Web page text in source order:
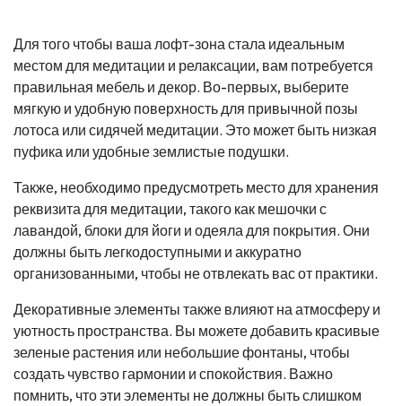
Для того чтобы ваша лофт-зона стала идеальным
местом для медитации и релаксации, вам потребуется
правильная мебель и декор. Во-первых, выберите
мягкую и удобную поверхность для привычной позы
лотоса или сидячей медитации. Это может быть низкая
пуфика или удобные землистые подушки.
Также, необходимо предусмотреть место для хранения
реквизита для медитации, такого как мешочки с
лавандой, блоки для йоги и одеяла для покрытия. Они
должны быть легкодоступными и аккуратно
организованными, чтобы не отвлекать вас от практики.
Декоративные элементы также влияют на атмосферу и
уютность пространства. Вы можете добавить красивые
зеленые растения или небольшие фонтаны, чтобы
создать чувство гармонии и спокойствия. Важно
помнить, что эти элементы не должны быть слишком